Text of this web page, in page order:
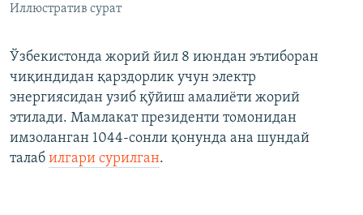
Иллюстратив сурат
Ўзбекистонда жорий йил 8 июндан эътиборан
чиқиндидан қарздорлик учун электр
энергиясидан узиб қўйиш амалиёти жорий
этилади. Мамлакат президенти томонидан
имзоланган 1044-сонли қонунда ана шундай
талаб илгари сурилган.